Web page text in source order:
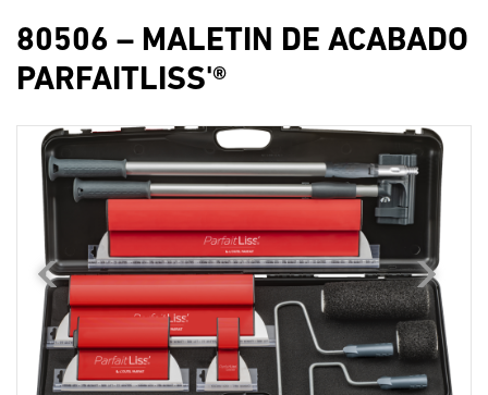
80506 – MALETIN DE ACABADO
PARFAITLISS'®